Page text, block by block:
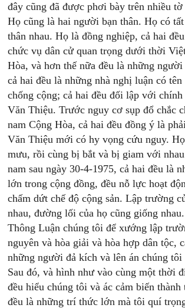
đây cũng đã được phơi bày trên nhiều
Họ cũng là hai người bạn thân. Họ có
thân nhau. Họ là đồng nghiệp, cả hai
chức vụ dân cử quan trọng dưới thời
Hòa, và hơn thế nữa đều là những
cả hai đều là những nhà nghị luận có
chống cộng; cả hai đều đối lập với
Văn Thiệu. Trước nguy cơ sụp đổ chắc
nam Cộng Hòa, cả hai đều đồng ý là
Văn Thiệu mới có hy vọng cứu nguy.
mưu, rồi cùng bị bắt và bị giam với
nam sau ngày 30-4-1975, cả hai đều là
lớn trong cộng đồng, đều nỗ lực hoạt
chấm dứt chế độ cộng sản. Lập trường
nhau, đường lối của họ cũng giống
Thông Luận chúng tôi để xướng lập
nguyên và hòa giải và hòa hợp dân tộc,
những người đả kích và lên án chúng tôi
Sau đó, và hình như vào cùng một thời
đều hiểu chúng tôi và ác cảm biến
đều là những trí thức lớn mà tôi quí